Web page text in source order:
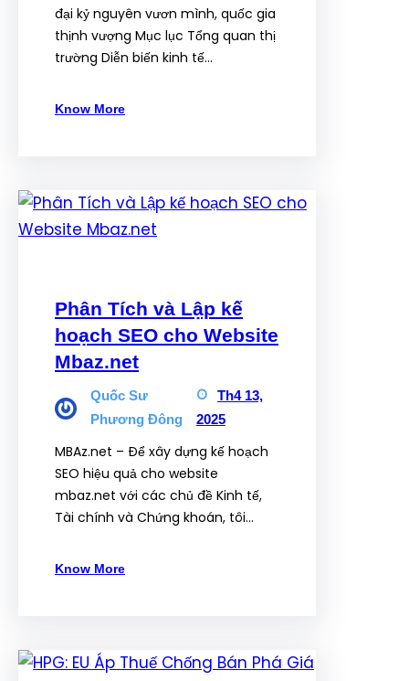
đại kỷ nguyên vươn mình, quốc gia
thịnh vượng Mục lục Tổng quan thị
trường Diễn biến kinh tế…
Know More
Phân Tích và Lập kế
hoạch SEO cho Website
Mbaz.net
Quốc Sư
Phương Đông
Th4 13,
2025
MBAz.net – Để xây dựng kế hoạch
SEO hiệu quả cho website
mbaz.net với các chủ đề Kinh tế,
Tài chính và Chứng khoán, tôi…
Know More